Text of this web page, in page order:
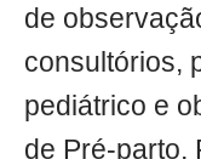
de
consultórios,
pediátrico e
de Pré-parto,